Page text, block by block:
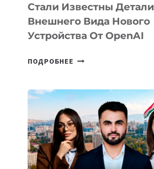
Стали Известны Детали
Внешнего Вида Нового
Устройства От OpenAI
ПОДРОБНЕЕ СТАЛИ
ВНЕШНЕГО
ВИДА
НОВОГО
УСТРОЙСТВА
ОТ
OPENAI